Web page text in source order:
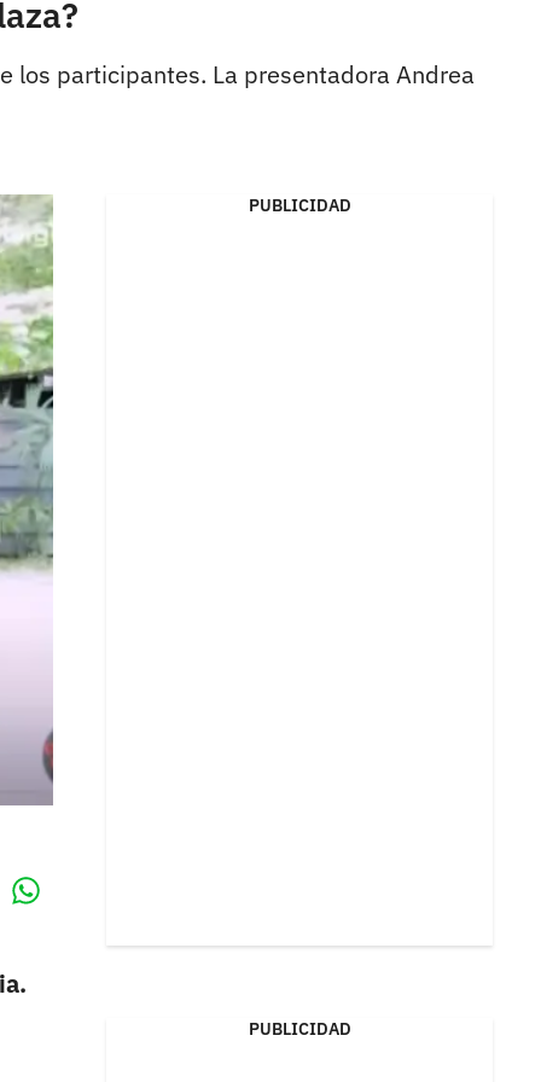
los participantes. La presentadora Andrea
PUBLICIDAD
PUBLICIDAD